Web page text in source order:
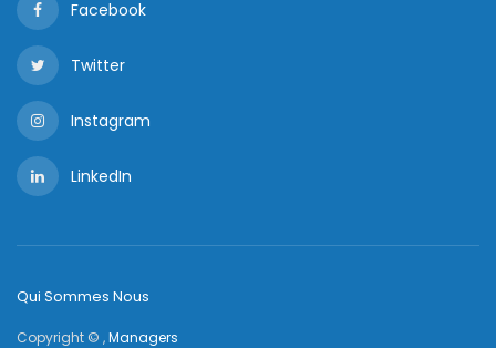
Facebook
Twitter
Instagram
LinkedIn
Qui Sommes Nous
Copyright © ,Managers